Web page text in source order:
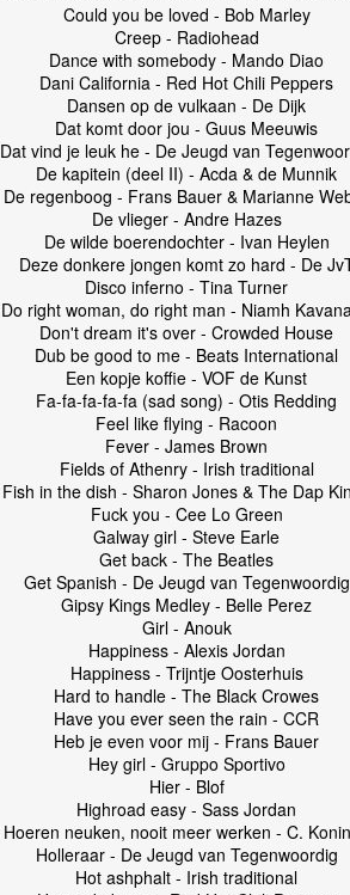
Could you be loved - Bob Marley
Creep - Radiohead
Dance with somebody - Mando Diao
Dani California - Red Hot Chili Peppers
Dansen op de vulkaan - De Dijk
Dat komt door jou - Guus Meeuwis
Dat vind je leuk he - De Jeugd van
De kapitein (deel II) - Acda & de Munnik
De regenboog - Frans Bauer & Marianne
De vlieger - Andre Hazes
De wilde boerendochter - Ivan Heylen
Deze donkere jongen komt zo hard - De
Disco inferno - Tina Turner
Do right woman, do right man - Niamh
Don't dream it's over - Crowded House
Dub be good to me - Beats International
Een kopje koffie - VOF de Kunst
Fa-fa-fa-fa-fa (sad song) - Otis Redding
Feel like flying - Racoon
Fever - James Brown
Fields of Athenry - Irish traditional
Fish in the dish - Sharon Jones & The Dap
Fuck you - Cee Lo Green
Galway girl - Steve Earle
Get back - The Beatles
Get Spanish - De Jeugd van Tegenwoordig
Gipsy Kings Medley - Belle Perez
Girl - Anouk
Happiness - Alexis Jordan
Happiness - Trijntje Oosterhuis
Hard to handle - The Black Crowes
Have you ever seen the rain - CCR
Heb je even voor mij - Frans Bauer
Hey girl - Gruppo Sportivo
Hier - Blof
Highroad easy - Sass Jordan
Hoeren neuken, nooit meer werken - C.
Holleraar - De Jeugd van Tegenwoordig
Hot ashphalt - Irish traditional